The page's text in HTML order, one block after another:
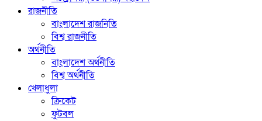
রাজনীতি
বাংলাদেশ রাজনিতি
বিশ্ব রাজনীতি
অর্থনীতি
বাংলাদেশ অর্থনীতি
বিশ্ব অর্থনীতি
খেলাধুলা
ক্রিকেট
ফুটবল